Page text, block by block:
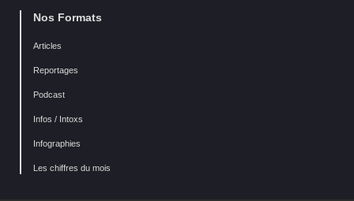
Nos Formats
Articles
Reportages
Podcast
Infos / Intoxs
Infographies
Les chiffres du mois